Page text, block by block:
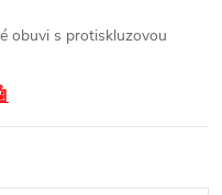
obuvi s protiskluzovou